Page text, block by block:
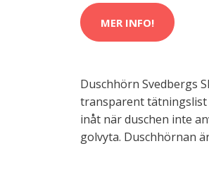
MER INFO!
Duschhörn Svedbergs
transparent tätningslist
inåt när duschen inte
golvyta. Duschhörnan